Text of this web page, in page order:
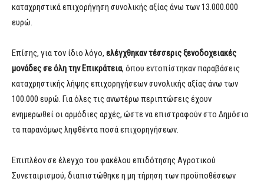
καταχρηστικά επιχορήγηση συνολικής αξίας άνω των 13.000.000
ευρώ.
Επίσης, για τον ίδιο λόγο, ελέγχθηκαν τέσσερις ξενοδοχειακές
μονάδες σε όλη την Επικράτεια, όπου εντοπίστηκαν παραβάσεις
καταχρηστικής λήψης επιχορηγήσεων συνολικής αξίας άνω των
100.000 ευρώ. Για όλες τις ανωτέρω περιπτώσεις έχουν
ενημερωθεί οι αρμόδιες αρχές, ώστε να επιστραφούν στο Δημόσιο
τα παρανόμως ληφθέντα ποσά επιχορηγήσεων.
Επιπλέον σε έλεγχο του φακέλου επιδότησης Αγροτικού
Συνεταιρισμού, διαπιστώθηκε η μη τήρηση των προϋποθέσεων